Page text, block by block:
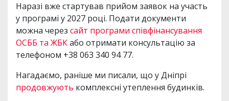
Наразі вже стартував прийом заявок на участь
у програмі у 2027 році. Подати документи
можна через сайт програми співфінансування
ОСББ та ЖБКабо отримати консультацію за
телефоном +38 063 340 94 77.
Нагадаємо, раніше ми писали, що у Дніпрі
продовжують комплексні утеплення будинків.